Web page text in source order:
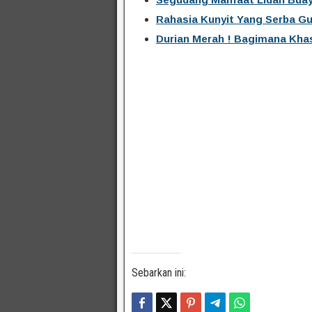
Rahasia Kunyit Yang Serba
Durian Merah ! Bagimana
Sebarkan ini: